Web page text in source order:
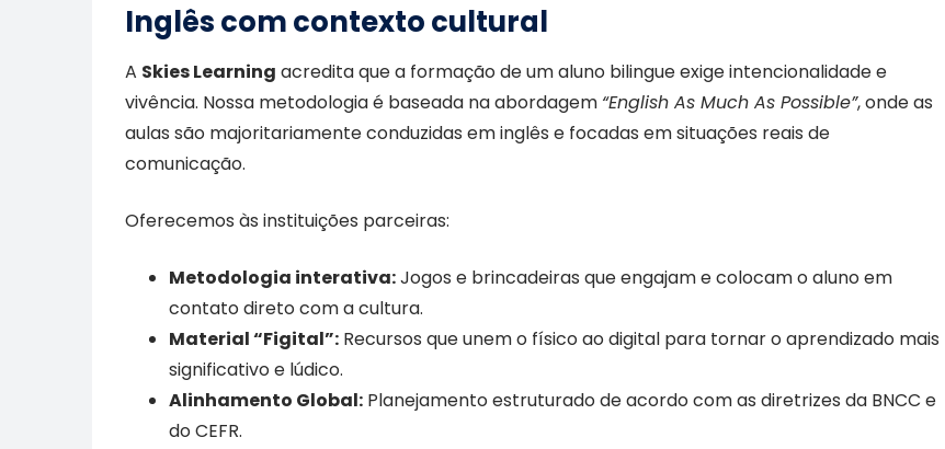
Inglês com contexto cultural
A Skies Learning acredita que a formação de um aluno bilingue exige intencionalidade e
vivência. Nossa metodologia é baseada na abordagem “English As Much As Possible”, onde as
aulas são majoritariamente conduzidas em inglês e focadas em situações reais de
comunicação.
Oferecemos às instituições parceiras:
Metodologia interativa:Jogos e brincadeiras que engajam e colocam o aluno em
contato direto com a cultura.
Material “Figital”: Recursos que unem o físico ao digital para tornar o aprendizado mais
significativo e lúdico.
Alinhamento Global: Planejamento estruturado de acordo com as diretrizes da BNCC e
do CEFR.